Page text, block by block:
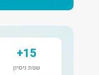
15+
שנות ניסיון